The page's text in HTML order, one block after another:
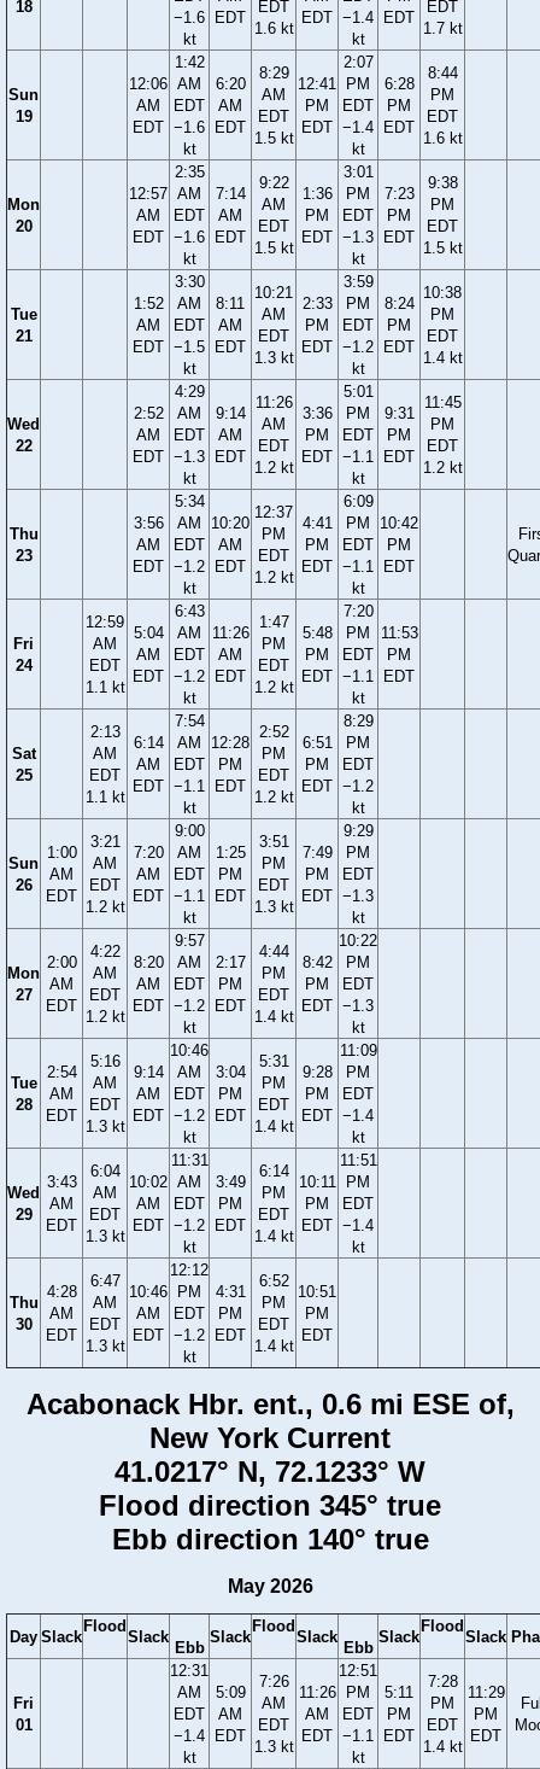
18
−1.6
kt
EDT
EDT
1.6 kt
EDT −1.4
kt
EDT
EDT
1.7 kt
Sun
19
12:06
AM
EDT
1:42
AM
EDT
−1.6
kt
6:20
AM
EDT
8:29
AM
EDT
1.5 kt
12:41
PM
EDT
2:07
PM
EDT
−1.4
kt
6:28
PM
EDT
8:44
PM
EDT
1.6 kt
Mon
20
12:57
AM
EDT
2:35
AM
EDT
−1.6
kt
7:14
AM
EDT
9:22
AM
EDT
1.5 kt
1:36
PM
EDT
3:01
PM
EDT
−1.3
kt
7:23
PM
EDT
9:38
PM
EDT
1.5 kt
Tue
21
1:52
AM
EDT
3:30
AM
EDT
−1.5
kt
8:11
AM
EDT
10:21
AM
EDT
1.3 kt
2:33
PM
EDT
3:59
PM
EDT
−1.2
kt
8:24
PM
EDT
10:38
PM
EDT
1.4 kt
Wed
22
2:52
AM
EDT
4:29
AM
EDT
−1.3
kt
9:14
AM
EDT
11:26
AM
EDT
1.2 kt
3:36
PM
EDT
5:01
PM
EDT
−1.1
kt
9:31
PM
EDT
11:45
PM
EDT
1.2 kt
Thu
23
3:56
AM
EDT
5:34
AM
EDT
−1.2
kt
10:20
AM
EDT
12:37
PM
EDT
1.2 kt
4:41
PM
EDT
6:09
PM
EDT
−1.1
kt
10:42
PM
EDT
Fri
24
12:59
AM
EDT
1.1 kt
5:04
AM
EDT
6:43
AM
EDT
−1.2
kt
11:26
AM
EDT
1:47
PM
EDT
1.2 kt
5:48
PM
EDT
7:20
PM
EDT
−1.1
kt
11:53
PM
EDT
Sat
25
2:13
AM
EDT
1.1 kt
6:14
AM
EDT
7:54
AM
EDT
−1.1
kt
12:28
PM
EDT
2:52
PM
EDT
1.2 kt
6:51
PM
EDT
8:29
PM
EDT
−1.2
kt
Sun
26
1:00
AM
EDT
3:21
AM
EDT
1.2 kt
7:20
AM
EDT
9:00
AM
EDT
−1.1
kt
1:25
PM
EDT
3:51
PM
EDT
1.3 kt
7:49
PM
EDT
9:29
PM
EDT
−1.3
kt
Mon
27
2:00
AM
EDT
4:22
AM
EDT
1.2 kt
8:20
AM
EDT
9:57
AM
EDT
−1.2
kt
2:17
PM
EDT
4:44
PM
EDT
1.4 kt
8:42
PM
EDT
10:22
PM
EDT
−1.3
kt
Tue
28
2:54
AM
EDT
5:16
AM
EDT
1.3 kt
9:14
AM
EDT
10:46
AM
EDT
−1.2
kt
3:04
PM
EDT
5:31
PM
EDT
1.4 kt
9:28
PM
EDT
11:09
PM
EDT
−1.4
kt
Wed
29
3:43
AM
EDT
6:04
AM
EDT
1.3 kt
10:02
AM
EDT
11:31
AM
EDT
−1.2
kt
3:49
PM
EDT
6:14
PM
EDT
1.4 kt
10:11
PM
EDT
11:51
PM
EDT
−1.4
kt
Thu
30
4:28
AM
EDT
6:47
AM
EDT
1.3 kt
10:46
AM
EDT
12:12
PM
EDT
−1.2
kt
4:31
PM
EDT
6:52
PM
EDT
1.4 kt
10:51
PM
EDT
Acabonack Hbr. ent., 0.6 mi ESE of,
New York Current
41.0217° N, 72.1233° W
Flood direction 345° true
Ebb direction 140° true
May 2026
Day Slack
Flood
Slack
Ebb
Slack
Flood
Slack
Ebb
Slack
Flood
Slack
Fri
01
12:31
AM
EDT
−1.4
kt
5:09
AM
EDT
7:26
AM
EDT
1.3 kt
11:26
AM
EDT
12:51
PM
EDT
−1.1
kt
5:11
PM
EDT
7:28
PM
EDT
1.4 kt
11:29
PM
EDT